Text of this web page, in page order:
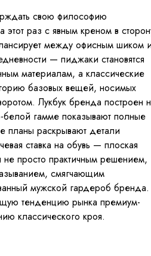
свою философию
этот раз с явным креном в
между офисным шиком
— пиджаки становятся
материалам, а классические
базовых вещей, носимых
Лукбук бренда построен
белой гамме показывают полные
планы раскрывают детали
ставка на обувь — плоская
не просто практичным решением,
смягчающим
мужской гардероб бренда.
тенденцию рынка премиум-
классического кроя.